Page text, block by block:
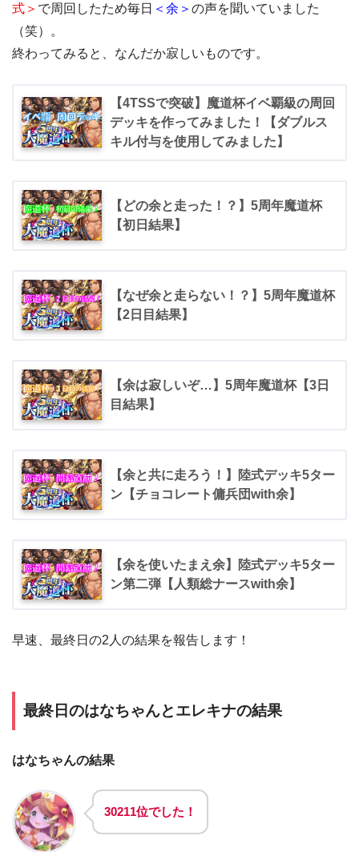
式＞ で周回したため毎日 ＜余＞ の声を聞いていました
（笑）。
終わってみると、なんだか寂しいものです。
【4TSSで突破】魔道杯イベ覇級の周回
デッキを作ってみました！【ダブルス
キル付与を使用してみました】
【どの余と走った！？】5周年魔道杯
【初日結果】
【なぜ余と走らない！？】5周年魔道杯
【2日目結果】
【余は寂しいぞ…】5周年魔道杯【3日
目結果】
【余と共に走ろう！】陸式デッキ5ター
ン【チョコレート傭兵団with余】
【余を使いたまえ余】陸式デッキ5ター
ン第二弾【人類総ナースwith余】
早速、最終日の2人の結果を報告します！
最終日のはなちゃんとエレキナの結果
はなちゃんの結果
30211位でした！